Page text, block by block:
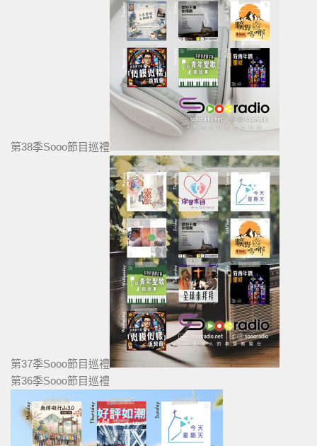
第38季Sooo節目巡禮
第37季Sooo節目巡禮
第36季Sooo節目巡禮